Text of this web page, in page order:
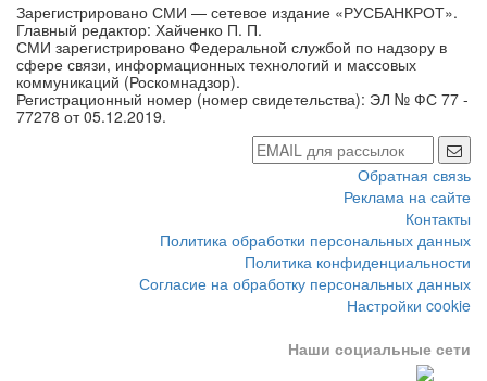
Зарегистрировано СМИ — сетевое издание «РУСБАНКРОТ».
Главный редактор: Хайченко П. П.
СМИ зарегистрировано Федеральной службой по надзору в
сфере связи, информационных технологий и массовых
коммуникаций (Роскомнадзор).
Регистрационный номер (номер свидетельства): ЭЛ № ФС 77 -
77278 от 05.12.2019.
Обратная связь
Реклама на сайте
Контакты
Политика обработки персональных данных
Политика конфиденциальности
Согласие на обработку персональных данных
Настройки cookie
Наши социальные сети